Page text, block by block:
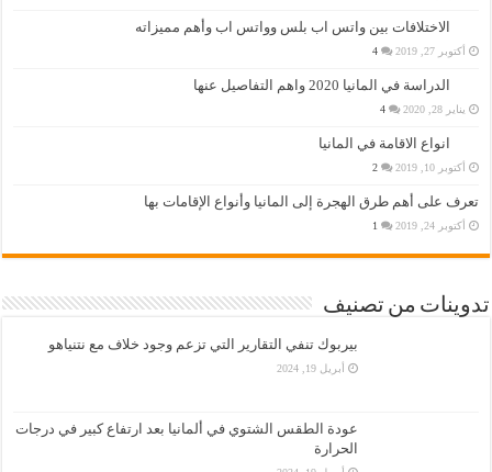
الاختلافات بين واتس اب بلس وواتس اب وأهم مميزاته
أكتوبر 27, 2019 4
الدراسة في المانيا 2020 واهم التفاصيل عنها
يناير 28, 2020 4
انواع الاقامة في المانيا
أكتوبر 10, 2019 2
تعرف على أهم طرق الهجرة إلى المانيا وأنواع الإقامات بها
أكتوبر 24, 2019 1
تدوينات من تصنيف
بيربوك تنفي التقارير التي تزعم وجود خلاف مع نتنياهو
أبريل 19, 2024
عودة الطقس الشتوي في ألمانيا بعد ارتفاع كبير في درجات
الحرارة